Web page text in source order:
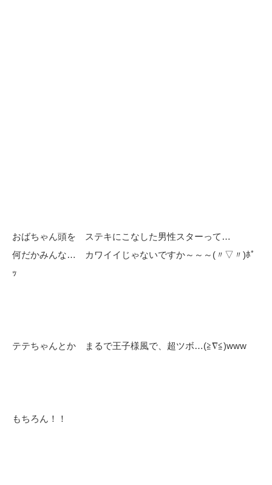
おばちゃん頭を ステキにこなした男性スターって…
何だかみんな… カワイイじゃないですか～～～(〃▽〃)ﾎﾟ
ｯ
テテちゃんとか まるで王子様風で、超ツボ…(≧∇≦)www
もちろん！！